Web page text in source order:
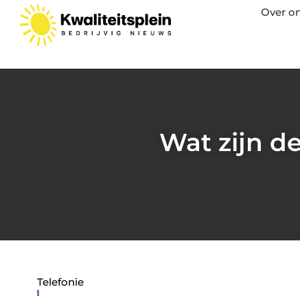
Over
Wat zijn
Telefonie